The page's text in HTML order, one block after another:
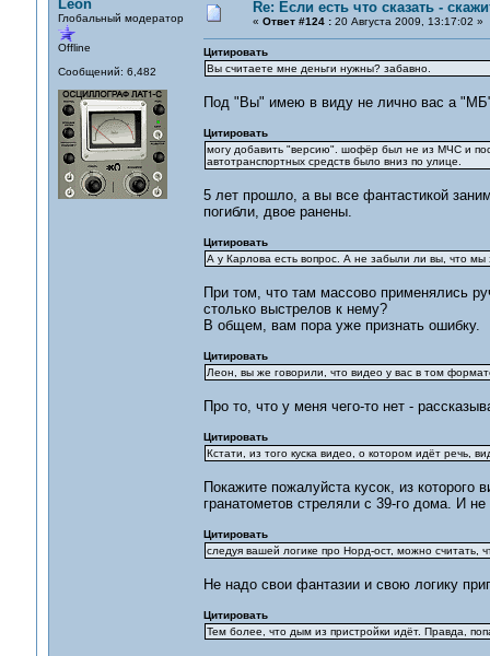
Leon
Глобальный модератор
Offline
Сообщений: 6,482
Re: Если есть что сказать -
« Ответ #124 :20 Августа 2009, 13:17:02 »
Цитировать
Вы считаете мне деньги нужны? забавно.
Под "Вы" имею в виду не лично вас а
Цитировать
могу добавить "версию". шофёр был не из МЧС и
автотранспортных средств было вниз по улице.
5 лет прошло, а вы все фантастикой
погибли, двое ранены.
Цитировать
А у Карлова есть вопрос. А не забыли ли вы, что
При том, что там массово применялись
столько выстрелов к нему?
В общем, вам пора уже признать ошибку.
Цитировать
Леон, вы же говорили, что видео у вас в том
Про то, что у меня чего-то нет -
Цитировать
Кстати, из того куска видео, о котором идёт речь,
Покажите пожалуйста кусок, из которого
гранатометов стреляли с 39-го дома. И
Цитировать
следуя вашей логике про Норд-ост, можно считать,
Не надо свои фантазии и свою логику
Цитировать
Тем более, что дым из пристройки идёт. Правда,